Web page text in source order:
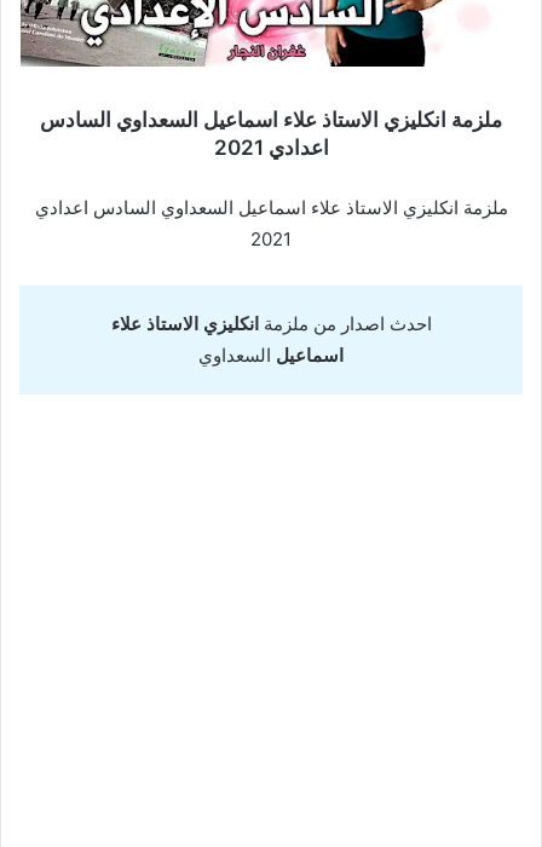
ملزمة انكليزي الاستاذ علاء اسماعيل السعداوي السادس
اعدادي 2021
ملزمة انكليزي الاستاذ علاء اسماعيل السعداوي السادس اعدادي
2021
احدث اصدار من ملزمة انكليزي الاستاذ علاء
اسماعيل السعداوي